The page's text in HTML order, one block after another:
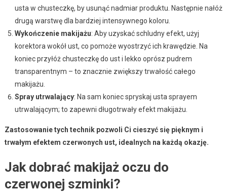
usta w chusteczkę, by usunąć nadmiar produktu. Następnie nałóż
drugą warstwę dla bardziej intensywnego koloru.
Wykończenie makijażu: Aby uzyskać schludny efekt, użyj
korektora wokół ust, co pomoże wyostrzyć ich krawędzie. Na
koniec przyłóż chusteczkę do ust i lekko oprósz pudrem
transparentnym – to znacznie zwiększy trwałość całego
makijażu.
Spray utrwalający: Na sam koniec spryskaj usta sprayem
utrwalającym; to zapewni długotrwały efekt makijażu.
Zastosowanie tych technik pozwoli Ci cieszyć się pięknym i
trwałym efektem czerwonych ust, idealnych na każdą okazję.
Jak dobrać makijaż oczu do
czerwonej szminki?